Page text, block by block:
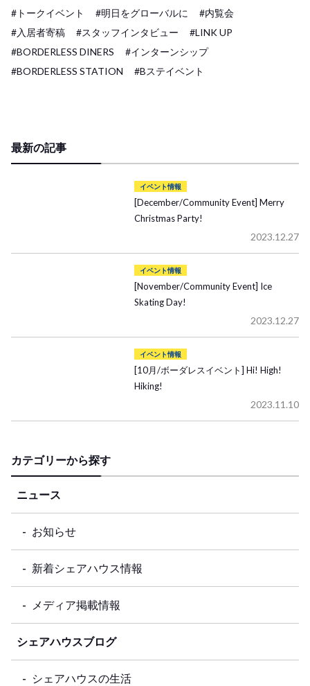
#トークイベント
#明日をグローバルに
#内覧会
#入居者寄稿
#スタッフインタビュー
#LINK UP
#BORDERLESS DINERS
#インターンシップ
#BORDERLESS STATION
#Bステイベント
最新の記事
イベント情報
[December/Community Event] Merry
Christmas Party!
2023.12.27
イベント情報
[November/Community Event] Ice
Skating Day!
2023.12.27
イベント情報
[10月/ボーダレスイベント] Hi! High!
Hiking!
2023.11.10
カテゴリーから探す
ニュース
お知らせ
新着シェアハウス情報
メディア掲載情報
シェアハウスブログ
シェアハウスの生活